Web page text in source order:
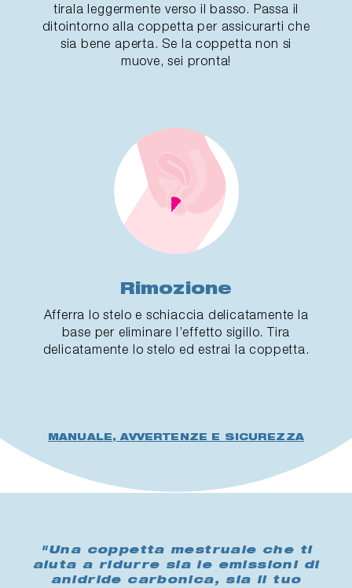
tirala leggermente verso il basso. Passa il
ditointorno alla coppetta per assicurarti che
sia bene aperta. Se la coppetta non si
muove, sei pronta!
Rimozione
Afferra lo stelo e schiaccia delicatamente la
base per eliminare l’effetto sigillo. Tira
delicatamente lo stelo ed estrai la coppetta.
MANUALE, AVVERTENZE E SICUREZZA
"Una coppetta mestruale che ti
aiuta a ridurre sia le emissioni di
anidride carbonica, sia il tuo